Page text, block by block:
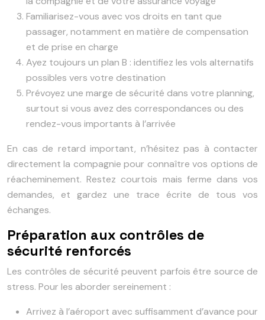
Familiarisez-vous avec vos droits en tant que
passager, notamment en matière de compensation
et de prise en charge
Ayez toujours un plan B : identifiez les vols alternatifs
possibles vers votre destination
Prévoyez une marge de sécurité dans votre planning,
surtout si vous avez des correspondances ou des
rendez-vous importants à l’arrivée
En cas de retard important, n’hésitez pas à contacter
directement la compagnie pour connaître vos options de
réacheminement. Restez courtois mais ferme dans vos
demandes, et gardez une trace écrite de tous vos
échanges.
Préparation aux contrôles de
sécurité renforcés
Les contrôles de sécurité peuvent parfois être source de
stress. Pour les aborder sereinement :
Arrivez à l’aéroport avec suffisamment d’avance pour